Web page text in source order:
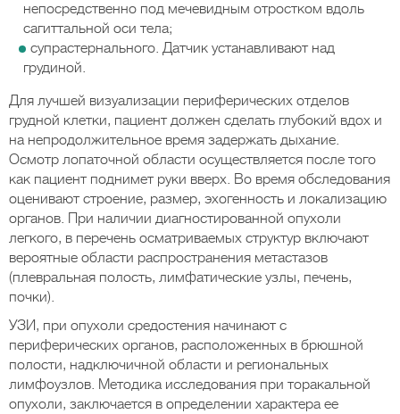
непосредственно под мечевидным отростком вдоль
сагиттальной оси тела;
супрастернального. Датчик устанавливают над
грудиной.
Для лучшей визуализации периферических отделов
грудной клетки, пациент должен сделать глубокий вдох и
на непродолжительное время задержать дыхание.
Осмотр лопаточной области осуществляется после того
как пациент поднимет руки вверх. Во время обследования
оценивают строение, размер, эхогенность и локализацию
органов. При наличии диагностированной опухоли
легкого, в перечень осматриваемых структур включают
вероятные области распространения метастазов
(плевральная полость, лимфатические узлы, печень,
почки).
УЗИ, при опухоли средостения начинают с
периферических органов, расположенных в брюшной
полости, надключичной области и региональных
лимфоузлов. Методика исследования при торакальной
опухоли, заключается в определении характера ее